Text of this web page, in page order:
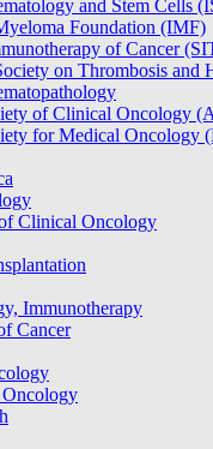
and Stem Cells
Foundation (IMF)
of Cancer
on Thrombosis and
of Clinical Oncology
for Medical Oncology
Clinical Oncology
Immunotherapy
Cancer